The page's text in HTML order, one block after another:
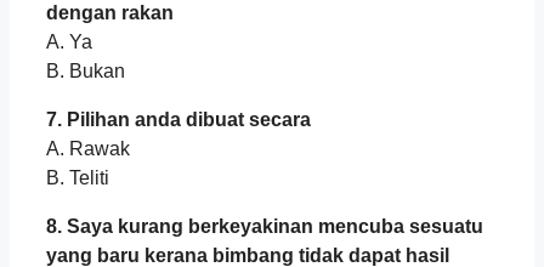
dengan rakan
A. Ya
B. Bukan
7. Pilihan anda dibuat secara
A. Rawak
B. Teliti
8. Saya kurang berkeyakinan mencuba sesuatu
yang baru kerana bimbang tidak dapat hasil